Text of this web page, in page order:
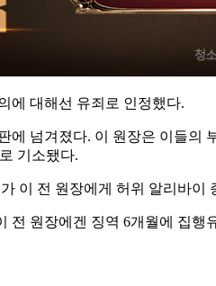
에 대해선 유죄로 인정했다.
넘겨졌다. 이 원장은 이들의
기소됐다.
이 전 원장에게 허위 알리바이
원장에겐 징역 6개월에 집행